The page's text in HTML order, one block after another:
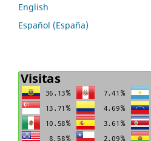
English
Español (España)